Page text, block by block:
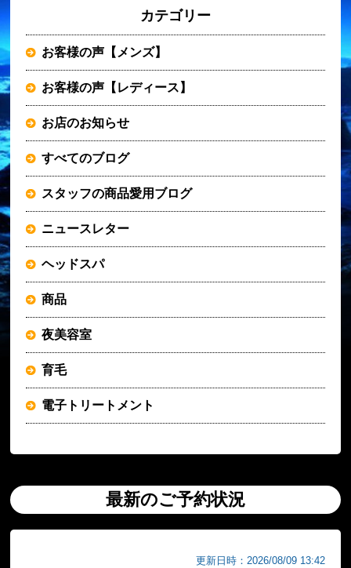
カテゴリー
お客様の声【メンズ】
お客様の声【レディース】
お店のお知らせ
すべてのブログ
スタッフの商品愛用ブログ
ニュースレター
ヘッドスパ
商品
夜美容室
育毛
電子トリートメント
最新のご予約状況
更新日時：2026/08/09 13:42